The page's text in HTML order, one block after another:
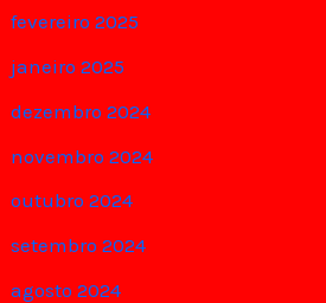
fevereiro 2025
janeiro 2025
dezembro 2024
novembro 2024
outubro 2024
setembro 2024
agosto 2024